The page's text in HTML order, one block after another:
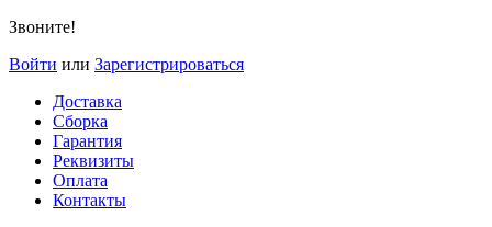
Звоните!
Войти или Зарегистрироваться
Доставка
Сборка
Гарантия
Реквизиты
Оплата
Контакты